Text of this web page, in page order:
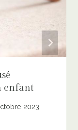
enfant
2023